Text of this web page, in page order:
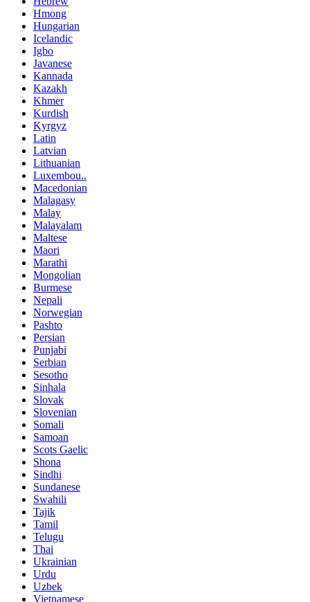
Hmong
Hungarian
Icelandic
Igbo
Javanese
Kannada
Kazakh
Khmer
Kurdish
Kyrgyz
Latin
Latvian
Lithuanian
Luxembou..
Macedonian
Malagasy
Malay
Malayalam
Maltese
Maori
Marathi
Mongolian
Burmese
Nepali
Norwegian
Pashto
Persian
Punjabi
Serbian
Sesotho
Sinhala
Slovak
Slovenian
Somali
Samoan
Scots Gaelic
Shona
Sindhi
Sundanese
Swahili
Tajik
Tamil
Telugu
Thai
Ukrainian
Urdu
Uzbek
Vietnamese